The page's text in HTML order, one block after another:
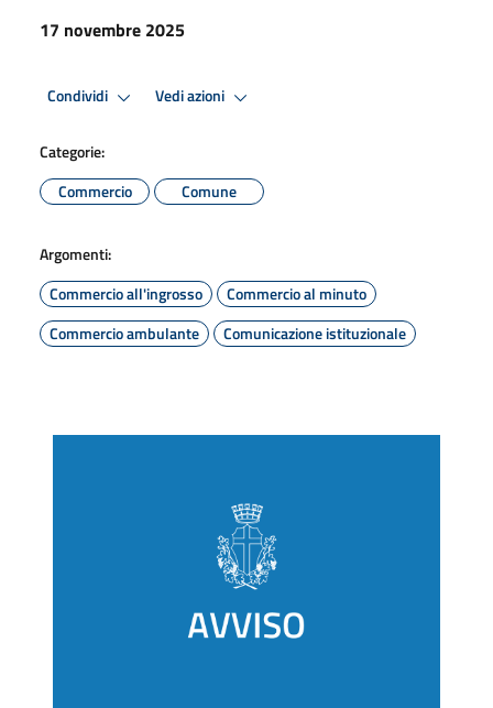
17 novembre 2025
Condividi Vedi azioni
Categorie:
Commercio
Comune
Argomenti:
Commercio all'ingrosso
Commercio al minuto
Commercio ambulante
Comunicazione istituzionale